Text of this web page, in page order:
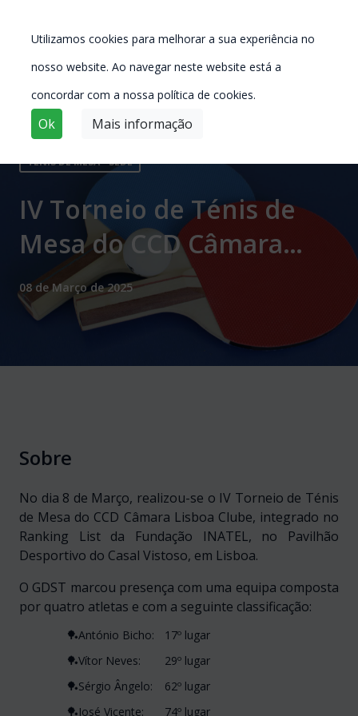
Utilizamos cookies para melhorar a sua experiência no
nosso website. Ao navegar neste website está a
concordar com a nossa política de cookies.
Ok Mais informação
TÉNIS DE MESA - SEDE
IV Torneio de Ténis de
Mesa do CCD Câmara
Lisboa Clube
08 de Março de 2025
Sobre
No dia 8 de Março, realizou-se o IV Torneio de Ténis
de Mesa do CCD Câmara Lisboa Clube, integrado no
Ranking List da Fundação INATEL, no Pavilhão
Desportivo do Casal Vistoso, em Lisboa.
O GDST marcou presença com uma equipa composta
por quatro atletas e com a seguinte classificação:
🏓António Bicho:
17º lugar
🏓Vítor Neves:
29º lugar
🏓Sérgio Ângelo:
62º lugar
🏓José Vicente:
74º lugar